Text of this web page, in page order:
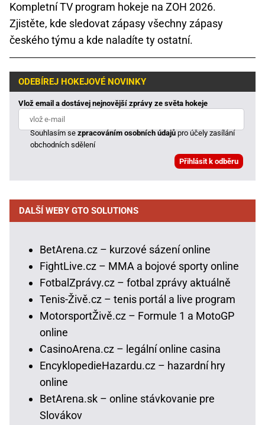
Kompletní TV program hokeje na ZOH 2026.
Zjistěte, kde sledovat zápasy všechny zápasy
českého týmu a kde naladíte ty ostatní.
ODEBÍREJ HOKEJOVÉ NOVINKY
Vlož email a dostávej nejnovější zprávy ze světa hokeje
Souhlasím sezpracováním osobních údajůpro účely zasílání
obchodních sdělení
DALŠÍ WEBY GTO SOLUTIONS
BetArena.cz – kurzové sázení online
FightLive.cz – MMA a bojové sporty online
FotbalZprávy.cz – fotbal zprávy aktuálně
Tenis-Živě.cz – tenis portál a live program
MotorsportŽivě.cz – Formule 1 a MotoGP
online
CasinoArena.cz – legální online casina
EncyklopedieHazardu.cz – hazardní hry
online
BetArena.sk – online stávkovanie pre
Slovákov